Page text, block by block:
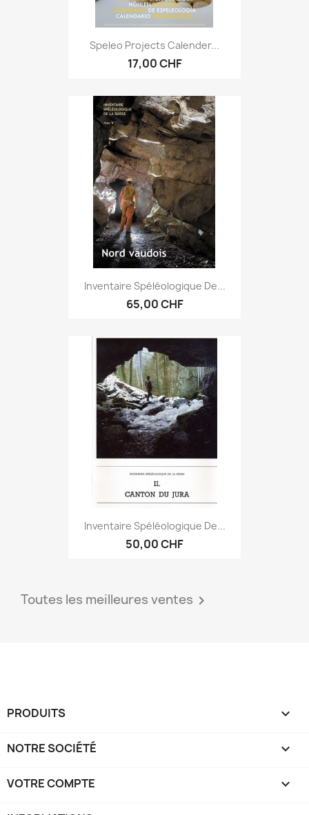
Speleo Projects Calender...
17,00 CHF
Inventaire Spéléologique De...
65,00 CHF
Inventaire Spéléologique De...
50,00 CHF
Toutes les meilleures ventes 
PRODUITS 
NOTRE SOCIÉTÉ 
VOTRE COMPTE 